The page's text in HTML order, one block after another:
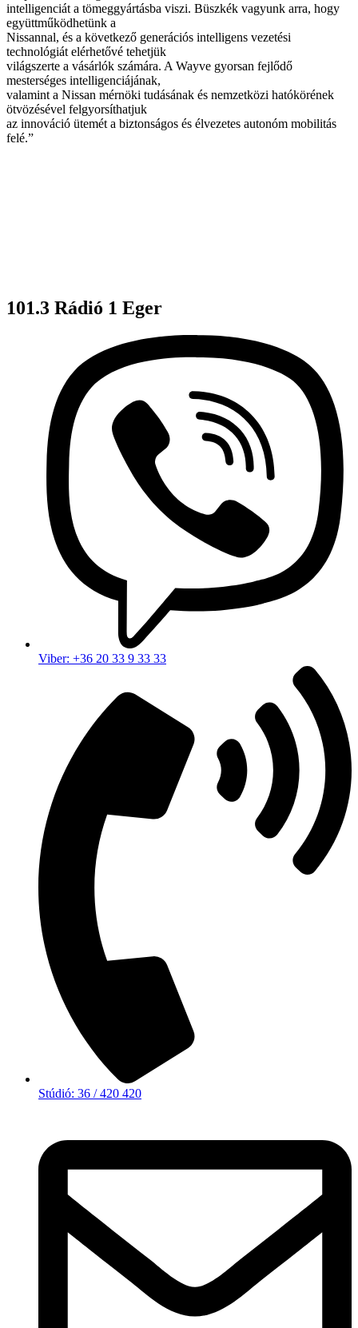
intelligenciát a tömeggyártásba viszi. Büszkék vagyunk arra, hogy
együttműködhetünk a
Nissannal, és a következő generációs intelligens vezetési
technológiát elérhetővé tehetjük
világszerte a vásárlók számára. A Wayve gyorsan fejlődő
mesterséges intelligenciájának,
valamint a Nissan mérnöki tudásának és nemzetközi hatókörének
ötvözésével felgyorsíthatjuk
az innováció ütemét a biztonságos és élvezetes autonóm mobilitás
felé.”
101.3 Rádió 1 Eger
Viber: +36 20 33 9 33 33
Stúdió: 36 / 420 420